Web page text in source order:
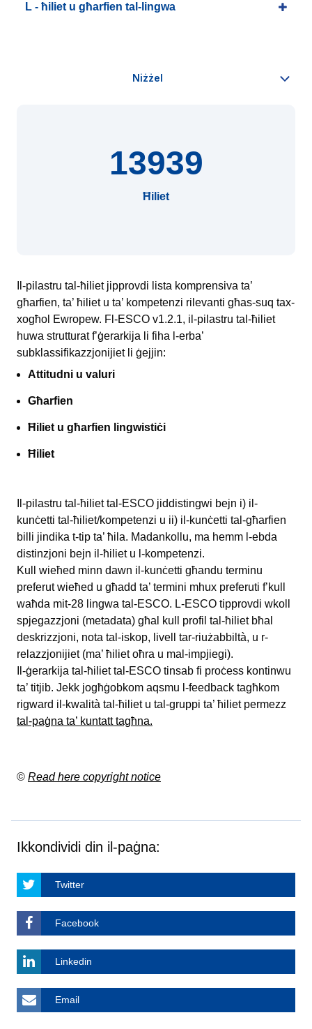
L - ħiliet u għarfien tal-lingwa
13939
Ħiliet
Il-pilastru tal-ħiliet jipprovdi lista komprensiva ta’
għarfien, ta’ ħiliet u ta’ kompetenzi rilevanti għas-suq tax-
xogħol Ewropew. Fl-ESCO v1.2.1, il-pilastru tal-ħiliet
huwa strutturat f’ġerarkija li fiha l-erba’
subklassifikazzjonijiet li ġejjin:
Attitudni u valuri
Għarfien
Ħiliet u għarfien lingwistiċi
Ħiliet
Il-pilastru tal-ħiliet tal-ESCO jiddistingwi bejn i) il-
kunċetti tal-ħiliet/kompetenzi u ii) il-kunċetti tal-għarfien
billi jindika t-tip ta’ ħila. Madankollu, ma hemm l-ebda
distinzjoni bejn il-ħiliet u l-kompetenzi.
Kull wieħed minn dawn il-kunċetti għandu terminu
preferut wieħed u għadd ta’ termini mhux preferuti f’kull
waħda mit-28 lingwa tal-ESCO. L-ESCO tipprovdi wkoll
spjegazzjoni (metadata) għal kull profil tal-ħiliet bħal
deskrizzjoni, nota tal-iskop, livell tar-riużabbiltà, u r-
relazzjonijiet (ma’ ħiliet oħra u mal-impjiegi).
Il-ġerarkija tal-ħiliet tal-ESCO tinsab fi proċess kontinwu
ta’ titjib. Jekk jogħġobkom aqsmu l-feedback tagħkom
rigward il-kwalità tal-ħiliet u tal-gruppi ta’ ħiliet permezz
tal-paġna ta’ kuntatt tagħna.
© Read here copyright notice
Ikkondividi din il-paġna:
Twitter
Facebook
Linkedin
Email